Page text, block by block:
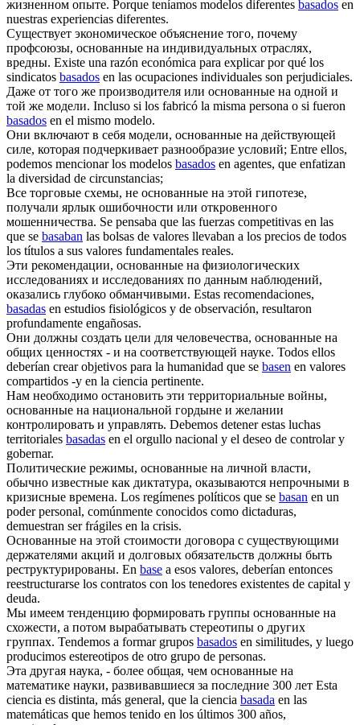
жизненном опыте. Porque teníamos modelos diferentes basados en
nuestras experiencias diferentes.
Существует экономическое объяснение того, почему
профсоюзы, основанные на индивидуальных отраслях,
вредны. Existe una razón económica para explicar por qué los
sindicatos basados en las ocupaciones individuales son perjudiciales.
Даже от того же производителя или основанные на одной и
той же модели. Incluso si los fabricó la misma persona o si fueron
basados en el mismo modelo.
Они включают в себя модели, основанные на действующей
силе, которая подчеркивает разнообразие условий; Entre ellos,
podemos mencionar los modelos basados en agentes, que enfatizan
la diversidad de circunstancias;
Все торговые схемы, не основанные на этой гипотезе,
получали ярлык ошибочности или откровенного
мошенничества. Se pensaba que las fuerzas competitivas en las
que se basaban las bolsas de valores llevaban a los precios de todos
los títulos a sus valores fundamentales reales.
Эти рекомендации, основанные на физиологических
исследованиях и исследованиях по данным наблюдений,
оказались глубоко обманчивыми. Estas recomendaciones,
basadas en estudios fisiológicos y de observación, resultaron
profundamente engañosas.
Они должны создать цели для человечества, основанные на
общих ценностях - и на соответствующей науке. Todos ellos
deberían crear objetivos para la humanidad que se basen en valores
compartidos -y en la ciencia pertinente.
Нам необходимо остановить эти территориальные войны,
основанные на национальной гордыне и желании
контролировать и управлять. Debemos detener estas luchas
territoriales basadas en el orgullo nacional y el deseo de controlar y
gobernar.
Политические режимы, основанные на личной власти,
обычно известные как диктатура, оказываются непрочными в
кризисные времена. Los regímenes políticos que se basan en un
poder personal, comúnmente conocidos como dictaduras,
demuestran ser frágiles en la crisis.
Основанные на этой стоимости договора с существующими
держателями акций и долговых обязательств должны быть
реструктурированы. En base a esos valores, deberían entonces
reestructurarse los contratos con los tenedores existentes de capital y
deuda.
Мы имеем тенденцию формировать группы основанные на
схожести, а потом вырабатывать стереотипы о других
группах. Tendemos a formar grupos basados en similitudes, y luego
producimos estereotipos de otro grupo de personas.
Эта другая наука, - более общая, чем основанные на
математике науки, развивавшиеся за последние 300 лет Esta
ciencia es distinta, más general, que la ciencia basada en las
matemáticas que hemos tenido en los últimos 300 años,